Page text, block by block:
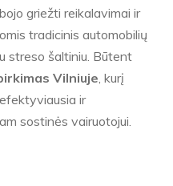
griežti reikalavimai ir
tradicinis automobilių
streso šaltiniu. Būtent
Vilniuje , kurį
ir
sostinės vairuotojui.